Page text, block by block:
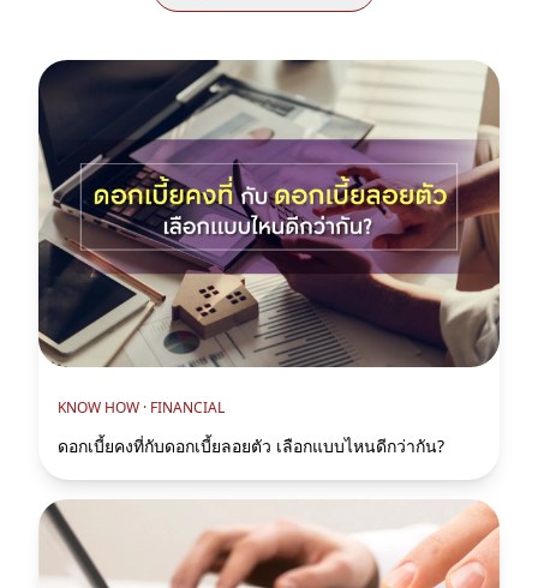
KNOW HOW · FINANCIAL
ดอกเบี้ยคงที่กับดอกเบี้ยลอยตัว เลือกแบบไหนดีกว่ากัน?